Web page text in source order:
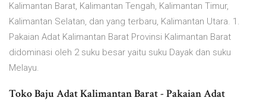
Kalimantan Barat, Kalimantan Tengah, Kalimantan Timur,
Kalimantan Selatan, dan yang terbaru, Kalimantan Utara. 1.
Pakaian Adat Kalimantan Barat Provinsi Kalimantan Barat
didominasi oleh 2 suku besar yaitu suku Dayak dan suku
Melayu.
Toko Baju Adat Kalimantan Barat - Pakaian Adat